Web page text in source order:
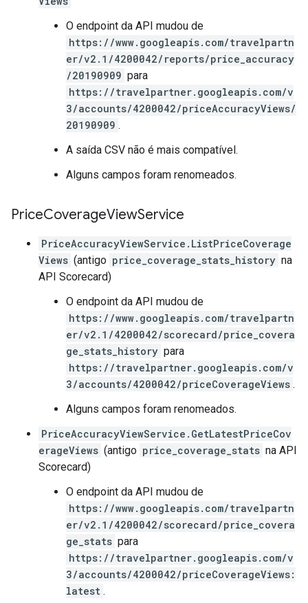
O endpoint da API mudou de
https://www.googleapis.com/travelpartn
er/v2.1/4200042/reports/price_accuracy
/20190909 para
https://travelpartner.googleapis.com/v
3/accounts/4200042/priceAccuracyViews/
20190909 .
A saída CSV não é mais compatível.
Alguns campos foram renomeados.
PriceCoverageViewService
PriceAccuracyViewService.ListPriceCoverage
Views (antigo price_coverage_stats_history na
API Scorecard)
O endpoint da API mudou de
https://www.googleapis.com/travelpartn
er/v2.1/4200042/scorecard/price_covera
ge_stats_history para
https://travelpartner.googleapis.com/v
3/accounts/4200042/priceCoverageViews .
Alguns campos foram renomeados.
PriceAccuracyViewService.GetLatestPriceCov
erageViews (antigo price_coverage_stats na API
Scorecard)
O endpoint da API mudou de
https://www.googleapis.com/travelpartn
er/v2.1/4200042/scorecard/price_covera
ge_stats para
https://travelpartner.googleapis.com/v
3/accounts/4200042/priceCoverageViews:
latest .